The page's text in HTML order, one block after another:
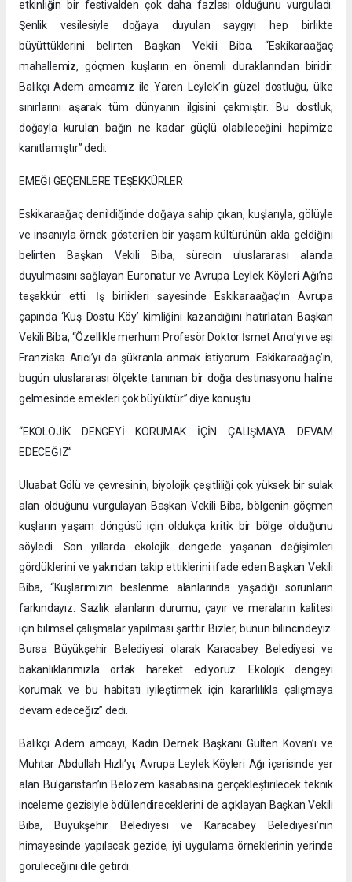
etkinliğin bir festivalden çok daha fazlası olduğunu vurguladı.
Şenlik vesilesiyle doğaya duyulan saygıyı hep birlikte
büyüttüklerini belirten Başkan Vekili Biba, “Eskikaraağaç
mahallemiz, göçmen kuşların en önemli duraklarından biridir.
Balıkçı Adem amcamız ile Yaren Leylek’in güzel dostluğu, ülke
sınırlarını aşarak tüm dünyanın ilgisini çekmiştir. Bu dostluk,
doğayla kurulan bağın ne kadar güçlü olabileceğini hepimize
kanıtlamıştır” dedi.
EMEĞİ GEÇENLERE TEŞEKKÜRLER
Eskikaraağaç denildiğinde doğaya sahip çıkan, kuşlarıyla, gölüyle
ve insanıyla örnek gösterilen bir yaşam kültürünün akla geldiğini
belirten Başkan Vekili Biba, sürecin uluslararası alanda
duyulmasını sağlayan Euronatur ve Avrupa Leylek Köyleri Ağı’na
teşekkür etti. İş birlikleri sayesinde Eskikaraağaç’ın Avrupa
çapında ‘Kuş Dostu Köy’ kimliğini kazandığını hatırlatan Başkan
Vekili Biba, “Özellikle merhum Profesör Doktor İsmet Arıcı’yı ve eşi
Franziska Arıcı’yı da şükranla anmak istiyorum. Eskikaraağaç’ın,
bugün uluslararası ölçekte tanınan bir doğa destinasyonu haline
gelmesinde emekleri çok büyüktür” diye konuştu.
“EKOLOJİK DENGEYİ KORUMAK İÇİN ÇALIŞMAYA DEVAM
EDECEĞİZ”
Uluabat Gölü ve çevresinin, biyolojik çeşitliliği çok yüksek bir sulak
alan olduğunu vurgulayan Başkan Vekili Biba, bölgenin göçmen
kuşların yaşam döngüsü için oldukça kritik bir bölge olduğunu
söyledi. Son yıllarda ekolojik dengede yaşanan değişimleri
gördüklerini ve yakından takip ettiklerini ifade eden Başkan Vekili
Biba, “Kuşlarımızın beslenme alanlarında yaşadığı sorunların
farkındayız. Sazlık alanların durumu, çayır ve meraların kalitesi
için bilimsel çalışmalar yapılması şarttır. Bizler, bunun bilincindeyiz.
Bursa Büyükşehir Belediyesi olarak Karacabey Belediyesi ve
bakanlıklarımızla ortak hareket ediyoruz. Ekolojik dengeyi
korumak ve bu habitatı iyileştirmek için kararlılıkla çalışmaya
devam edeceğiz” dedi.
Balıkçı Adem amcayı, Kadın Dernek Başkanı Gülten Kovan’ı ve
Muhtar Abdullah Hızlı’yı, Avrupa Leylek Köyleri Ağı içerisinde yer
alan Bulgaristan’ın Belozem kasabasına gerçekleştirilecek teknik
inceleme gezisiyle ödüllendireceklerini de açıklayan Başkan Vekili
Biba, Büyükşehir Belediyesi ve Karacabey Belediyesi’nin
himayesinde yapılacak gezide, iyi uygulama örneklerinin yerinde
görüleceğini dile getirdi.